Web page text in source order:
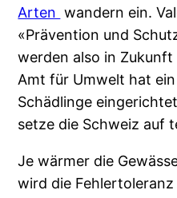
Arten wandern ein.
«Prävention und
werden also in
Amt für Umwelt hat
Schädlinge
setze die Schweiz auf
Je wärmer die
wird die